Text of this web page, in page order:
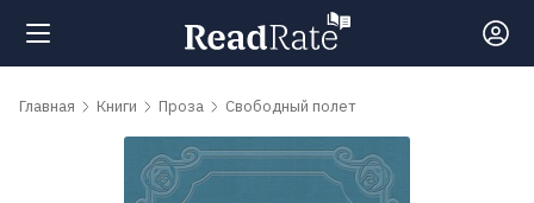
Поиск
Главная Книги Проза Свободный полет